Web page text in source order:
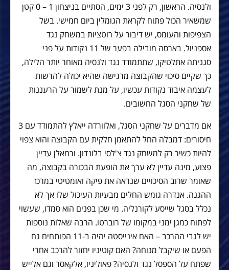
ולנסיה. הראשון, רק לפני 3 ימים, הסתיים בניצחון 1 – 0 קטן
שמשאיר הכול פתוח לקראת הגומלין ביום חמישי. בשל
הצפיפות והעומס, יש דיבור על רוטציות במשחק נגד
אספניול. בארסה מובילה בפער של 11 נקודות על פני
סגניתה אתלטיקו, שתתמודד נגד ולנסיה מאוחר יותר הלילה,
כך שקיים סיכוי שהקבוצה מרגישה שהיא יכולה להרשות
לעצמה איבוד נקודות עכשיו, על מנת לשמור על הרעננות
של שחקני הסגל החשובים.
אם מדברים על שחקני הסגל, ואלוורדה ייאלץ להתמודד עם 3
חיסורים: דמבלה החל להתאמן חלקית עם הקבוצה והוא צפוי
להיות כשיר רק למשחק נגד צ'לסי בלונדון. ורמאלן עדיין
פצוע, מינה עדיין לא ערך את הופעת הבכורה בקבוצה, מה
שאומר שרוב הסיכויים שנראה את פיקה ואומטיטי במרכז
ההגנה. אנדרה גומש החלים מבעיות העיכול שלו אך לא
נכלל בסגל שייסע לקורנליה. מי שכן בפנים הוא סמדו, שעשוי
לפתוח כמגן ימני במקומו של רוברטו. הרבה שאלות נוספות
יש לגבי ההרכב – האם אינייסטה יהיה ב-11 הפותחים גם
הפעם או שיקבל מנוחה? האם קוטיניו יחזור להרכב אחרי
שפתח על הספסל נגד ולנסיה? פאוליניו, אלקאסר וגם אלייש